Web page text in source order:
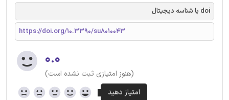
doi یا شناسه دیجیتال
https://doi.org/10.3390/su8010043
۰.۰
(هنوز امتیازی ثبت نشده است)